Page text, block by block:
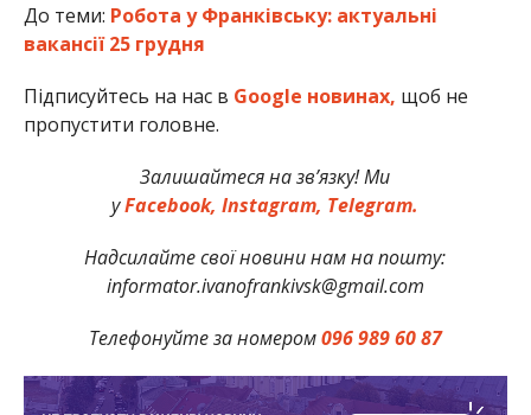
До теми: Робота у Франківську: актуальні
вакансії 25 грудня
Підписуйтесь на нас в Google новинах, щоб не
пропустити головне.
Залишайтеся на зв’язку! Ми
уFacebook, Instagram, Telegram.
Надсилайте свої новини нам на пошту:
informator.ivanofrankivsk@gmail.com
Телефонуйте за номером096 989 60 87